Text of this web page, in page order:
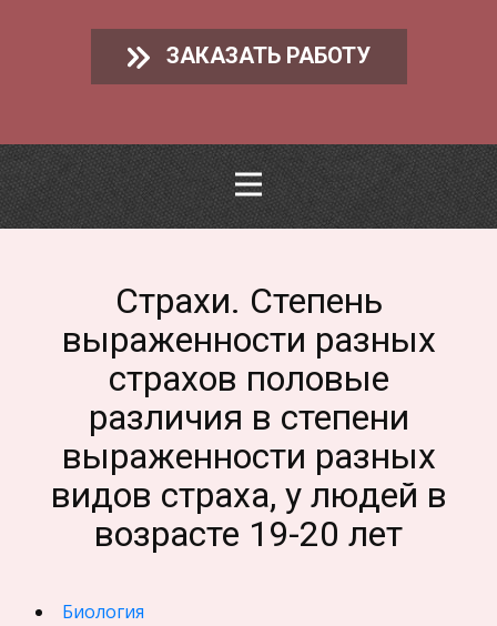
ЗАКАЗАТЬ РАБОТУ
Страхи. Степень
выраженности разных
страхов половые
различия в степени
выраженности разных
видов страха, у людей в
возрасте 19-20 лет
Биология